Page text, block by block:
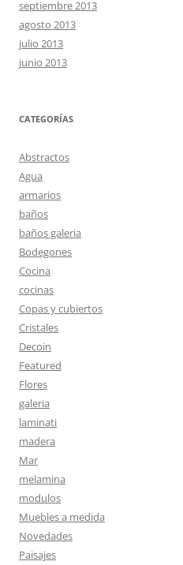
septiembre 2013
agosto 2013
julio 2013
junio 2013
CATEGORÍAS
Abstractos
Agua
armarios
baños
baños galeria
Bodegones
Cocina
cocinas
Copas y cubiertos
Cristales
Decoin
Featured
Flores
galeria
laminati
madera
Mar
melamina
modulos
Muebles a medida
Novedades
Paisajes